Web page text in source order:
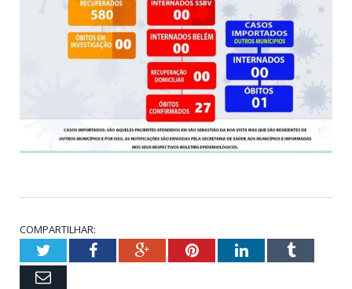
COMPARTILHAR:
TwitterFacebookGoogle+PinterestLinkedInTumblr
Email